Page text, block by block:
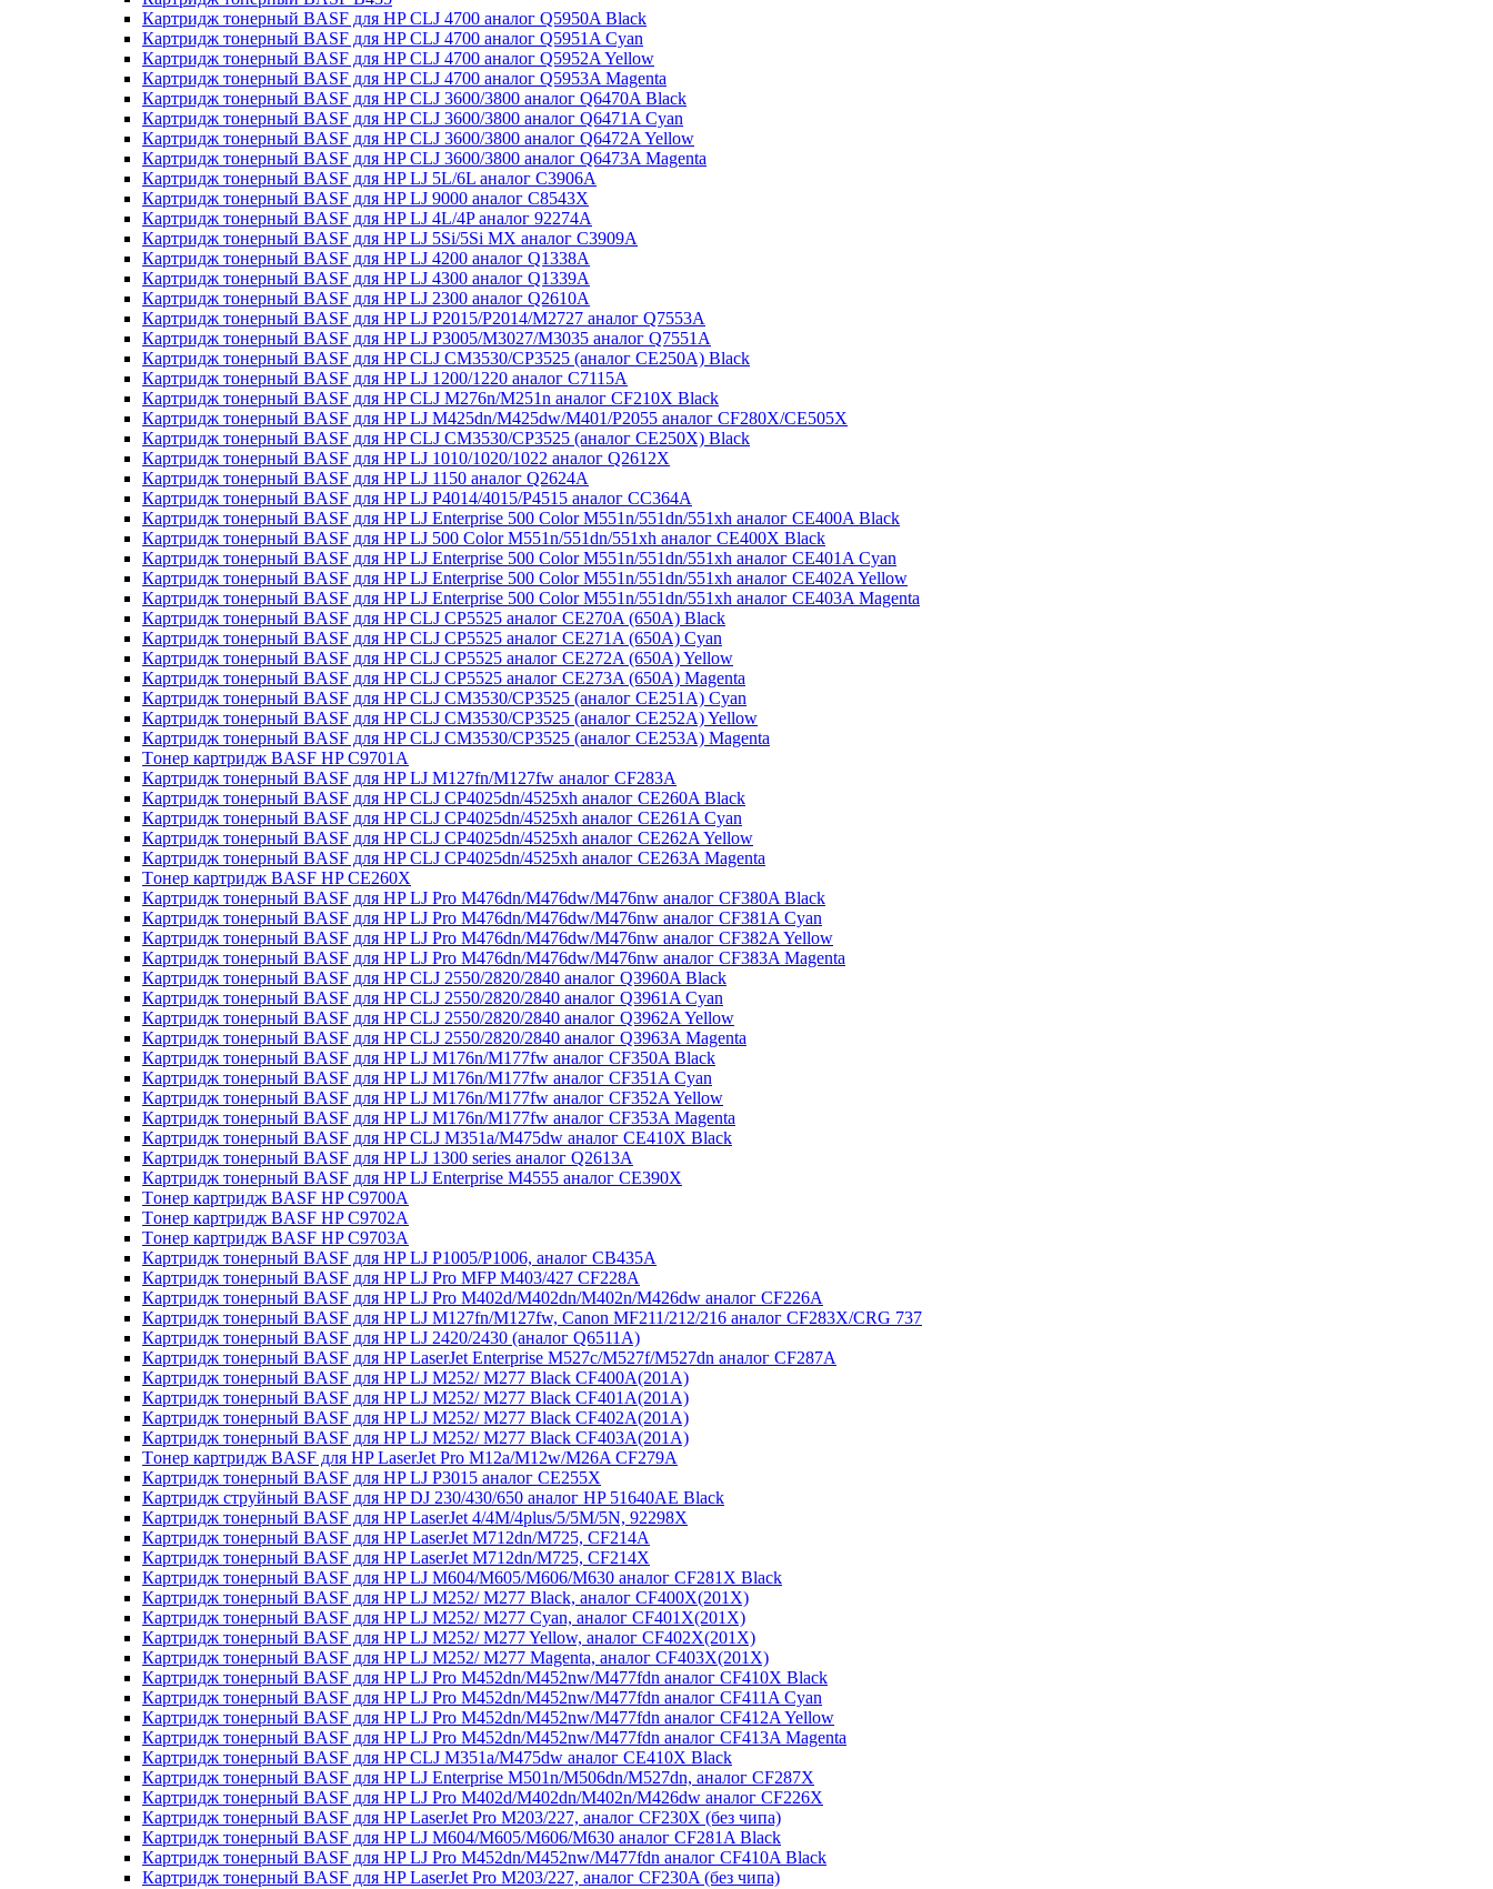
Картридж тонерный BASF для HP CLJ 4700 аналог Q5950A Black
Картридж тонерный BASF для HP CLJ 4700 аналог Q5951A Cyan
Картридж тонерный BASF для HP CLJ 4700 аналог Q5952A Yellow
Картридж тонерный BASF для HP CLJ 4700 аналог Q5953A Magenta
Картридж тонерный BASF для HP CLJ 3600/3800 аналог Q6470A Black
Картридж тонерный BASF для HP CLJ 3600/3800 аналог Q6471A Cyan
Картридж тонерный BASF для HP CLJ 3600/3800 аналог Q6472A Yellow
Картридж тонерный BASF для HP CLJ 3600/3800 аналог Q6473A Magenta
Картридж тонерный BASF для HP LJ 5L/6L аналог C3906A
Картридж тонерный BASF для HP LJ 9000 аналог C8543X
Картридж тонерный BASF для HP LJ 4L/4P аналог 92274A
Картридж тонерный BASF для HP LJ 5Si/5Si MX аналог C3909A
Картридж тонерный BASF для HP LJ 4200 аналог Q1338A
Картридж тонерный BASF для HP LJ 4300 аналог Q1339A
Картридж тонерный BASF для HP LJ 2300 аналог Q2610A
Картридж тонерный BASF для HP LJ P2015/P2014/M2727 аналог Q7553A
Картридж тонерный BASF для HP LJ P3005/M3027/M3035 аналог Q7551A
Картридж тонерный BASF для HP CLJ CM3530/CP3525 (аналог CE250A) Black
Картридж тонерный BASF для HP LJ 1200/1220 аналог C7115A
Картридж тонерный BASF для HP CLJ M276n/M251n аналог CF210X Black
Картридж тонерный BASF для HP LJ M425dn/M425dw/M401/P2055 аналог CF280X/CE505X
Картридж тонерный BASF для HP CLJ CM3530/CP3525 (аналог CE250X) Black
Картридж тонерный BASF для HP LJ 1010/1020/1022 аналог Q2612X
Картридж тонерный BASF для HP LJ 1150 аналог Q2624A
Картридж тонерный BASF для HP LJ P4014/4015/P4515 аналог CC364A
Картридж тонерный BASF для HP LJ Enterprise 500 Color M551n/551dn/551xh аналог CE400A Black
Картридж тонерный BASF для HP LJ 500 Color M551n/551dn/551xh аналог CE400X Black
Картридж тонерный BASF для HP LJ Enterprise 500 Color M551n/551dn/551xh аналог CE401A Cyan
Картридж тонерный BASF для HP LJ Enterprise 500 Color M551n/551dn/551xh аналог CE402A Yellow
Картридж тонерный BASF для HP LJ Enterprise 500 Color M551n/551dn/551xh аналог CE403A Magenta
Картридж тонерный BASF для HP CLJ CP5525 аналог CE270A (650A) Black
Картридж тонерный BASF для HP CLJ CP5525 аналог CE271A (650A) Cyan
Картридж тонерный BASF для HP CLJ CP5525 аналог CE272A (650A) Yellow
Картридж тонерный BASF для HP CLJ CP5525 аналог CE273A (650A) Magenta
Картридж тонерный BASF для HP CLJ CM3530/CP3525 (аналог CE251A) Cyan
Картридж тонерный BASF для HP CLJ CM3530/CP3525 (аналог CE252A) Yellow
Картридж тонерный BASF для HP CLJ CM3530/CP3525 (аналог CE253A) Magenta
Tонер картридж BASF HP C9701A
Картридж тонерный BASF для HP LJ M127fn/M127fw аналог CF283A
Картридж тонерный BASF для HP CLJ CP4025dn/4525xh аналог CE260A Black
Картридж тонерный BASF для HP CLJ CP4025dn/4525xh аналог CE261A Cyan
Картридж тонерный BASF для HP CLJ CP4025dn/4525xh аналог CE262A Yellow
Картридж тонерный BASF для HP CLJ CP4025dn/4525xh аналог CE263A Magenta
Tонер картридж BASF HP CE260X
Картридж тонерный BASF для HP LJ Pro M476dn/M476dw/M476nw аналог CF380A Black
Картридж тонерный BASF для HP LJ Pro M476dn/M476dw/M476nw аналог CF381A Cyan
Картридж тонерный BASF для HP LJ Pro M476dn/M476dw/M476nw аналог CF382A Yellow
Картридж тонерный BASF для HP LJ Pro M476dn/M476dw/M476nw аналог CF383A Magenta
Картридж тонерный BASF для HP CLJ 2550/2820/2840 аналог Q3960A Black
Картридж тонерный BASF для HP CLJ 2550/2820/2840 аналог Q3961A Cyan
Картридж тонерный BASF для HP CLJ 2550/2820/2840 аналог Q3962A Yellow
Картридж тонерный BASF для HP CLJ 2550/2820/2840 аналог Q3963A Magenta
Картридж тонерный BASF для HP LJ M176n/M177fw аналог CF350A Black
Картридж тонерный BASF для HP LJ M176n/M177fw аналог CF351A Cyan
Картридж тонерный BASF для HP LJ M176n/M177fw аналог CF352A Yellow
Картридж тонерный BASF для HP LJ M176n/M177fw аналог CF353A Magenta
Картридж тонерный BASF для HP CLJ M351a/M475dw аналог CE410X Black
Картридж тонерный BASF для HP LJ 1300 series аналог Q2613A
Картридж тонерный BASF для HP LJ Enterprise M4555 аналог CE390X
Tонер картридж BASF HP C9700A
Tонер картридж BASF HP C9702A
Tонер картридж BASF HP C9703A
Картридж тонерный BASF для HP LJ P1005/P1006, аналог CB435A
Картридж тонерный BASF для HP LJ Pro MFP M403/427 CF228A
Картридж тонерный BASF для HP LJ Pro M402d/M402dn/M402n/M426dw аналог CF226A
Картридж тонерный BASF для HP LJ M127fn/M127fw, Canon MF211/212/216 аналог CF283X/CRG 737
Картридж тонерный BASF для HP LJ 2420/2430 (аналог Q6511A)
Картридж тонерный BASF для HP LaserJet Enterprise M527c/M527f/M527dn аналог CF287A
Картридж тонерный BASF для HP LJ M252/ M277 Black CF400A(201A)
Картридж тонерный BASF для HP LJ M252/ M277 Black CF401A(201A)
Картридж тонерный BASF для HP LJ M252/ M277 Black CF402A(201A)
Картридж тонерный BASF для HP LJ M252/ M277 Black CF403A(201A)
Tонер картридж BASF для HP LaserJet Pro M12a/M12w/M26A CF279A
Картридж тонерный BASF для HP LJ P3015 аналог CE255X
Картридж струйный BASF для HP DJ 230/430/650 аналог HP 51640AE Black
Картридж тонерный BASF для HP LaserJet 4/4M/4plus/5/5M/5N, 92298X
Картридж тонерный BASF для HP LaserJet M712dn/M725, CF214A
Картридж тонерный BASF для HP LaserJet M712dn/M725, CF214X
Картридж тонерный BASF для HP LJ M604/M605/M606/M630 аналог CF281X Black
Картридж тонерный BASF для HP LJ M252/ M277 Black, аналог CF400X(201X)
Картридж тонерный BASF для HP LJ M252/ M277 Cyan, аналог CF401X(201X)
Картридж тонерный BASF для HP LJ M252/ M277 Yellow, аналог CF402X(201X)
Картридж тонерный BASF для HP LJ M252/ M277 Magenta, аналог CF403X(201X)
Картридж тонерный BASF для HP LJ Pro M452dn/M452nw/M477fdn аналог CF410X Black
Картридж тонерный BASF для HP LJ Pro M452dn/M452nw/M477fdn аналог CF411A Cyan
Картридж тонерный BASF для HP LJ Pro M452dn/M452nw/M477fdn аналог CF412A Yellow
Картридж тонерный BASF для HP LJ Pro M452dn/M452nw/M477fdn аналог CF413A Magenta
Картридж тонерный BASF для HP CLJ M351a/M475dw аналог CE410X Black
Картридж тонерный BASF для HP LJ Enterprise M501n/M506dn/M527dn, аналог CF287X
Картридж тонерный BASF для HP LJ Pro M402d/M402dn/M402n/M426dw аналог CF226X
Картридж тонерный BASF для HP LaserJet Pro M203/227, аналог CF230X (без чипа)
Картридж тонерный BASF для HP LJ M604/M605/M606/M630 аналог CF281A Black
Картридж тонерный BASF для HP LJ Pro M452dn/M452nw/M477fdn аналог CF410A Black
Картридж тонерный BASF для HP LaserJet Pro M203/227, аналог CF230A (без чипа)